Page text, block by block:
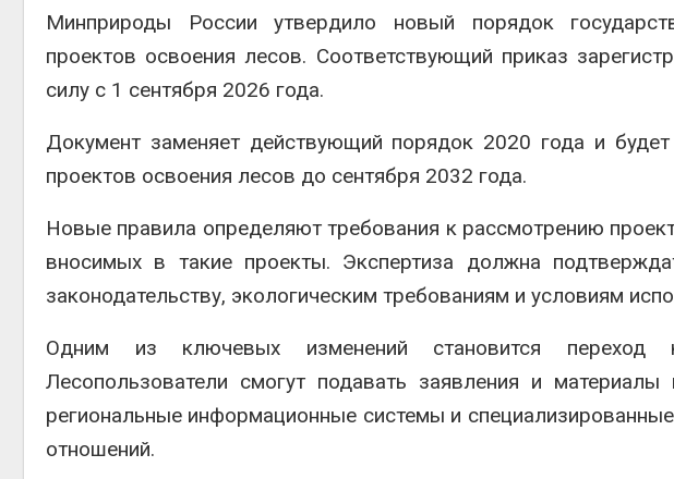
Минприроды России утвердило новый порядок
проектов освоения лесов. Соответствующий приказ
силу с 1 сентября 2026 года.
Документ заменяет действующий порядок 2020 года и будет
проектов освоения лесов до сентября 2032 года.
Новые правила определяют требования к рассмотрению
вносимых в такие проекты. Экспертиза должна
законодательству, экологическим требованиям и условиям
Одним из ключевых изменений становится переход к
Лесопользователи смогут подавать заявления и материалы
региональные информационные системы и
отношений.
крокодилов для
израильской